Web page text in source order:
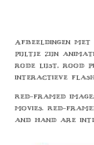
Afbeeldingen
pijltje zijn
rode lijst, rood
interactieve flash
Red-framed
movies. Red-
and hand are